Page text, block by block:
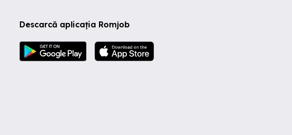
Descarcă aplicația Romjob